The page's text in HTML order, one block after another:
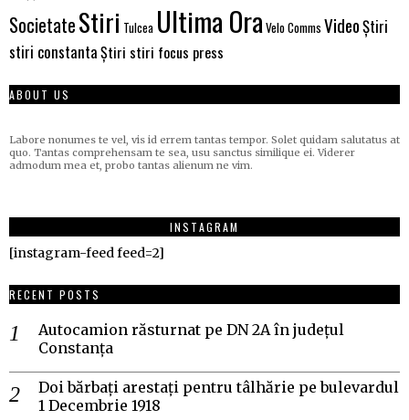
SocietateStiri Tulcea Ultima Ora Velo Comms VideoȘtiri
stiri constantaȘtiri stiri focus press
ABOUT US
Labore nonumes te vel, vis id errem tantas tempor. Solet quidam salutatus at
quo. Tantas comprehensam te sea, usu sanctus similique ei. Viderer
admodum mea et, probo tantas alienum ne vim.
INSTAGRAM
[instagram-feed feed=2]
RECENT POSTS
Autocamion răsturnat pe DN 2A în județul
Constanța
Doi bărbați arestați pentru tâlhărie pe bulevardul
1 Decembrie 1918